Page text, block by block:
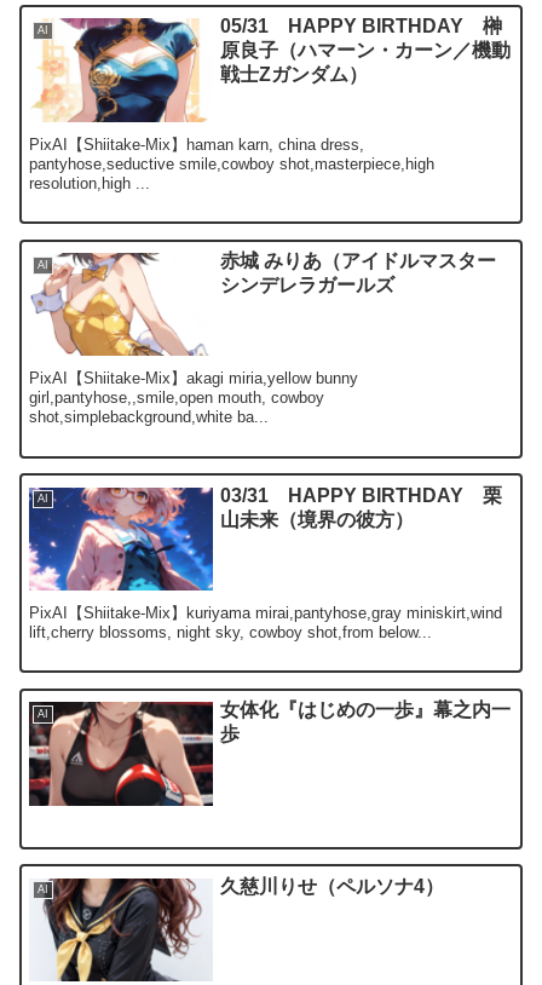
AI
05/31 HAPPY BIRTHDAY 榊
原良子（ハマーン・カーン／機動
戦士Zガンダム）
PixAI【Shiitake-Mix】haman karn, china dress,
pantyhose,seductive smile,cowboy shot,masterpiece,high
resolution,high ...
AI
赤城 みりあ（アイドルマスター
シンデレラガールズ
PixAI【Shiitake-Mix】akagi miria,yellow bunny
girl,pantyhose,,smile,open mouth, cowboy
shot,simplebackground,white ba...
AI
03/31 HAPPY BIRTHDAY 栗
山未来（境界の彼方）
PixAI【Shiitake-Mix】kuriyama mirai,pantyhose,gray miniskirt,wind
lift,cherry blossoms, night sky, cowboy shot,from below...
AI
女体化『はじめの一歩』幕之内一
歩
AI 久慈川りせ（ペルソナ4）